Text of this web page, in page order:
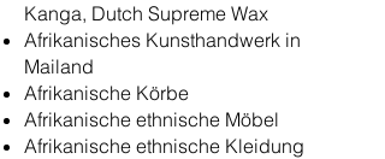
Kanga, Dutch Supreme Wax
Afrikanisches Kunsthandwerk in
Mailand
Afrikanische Körbe
Afrikanische ethnische Möbel
Afrikanische ethnische Kleidung